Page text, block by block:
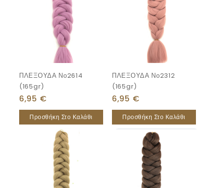
ΠΛΕΞΟΥΔΑ Νο2614
(165gr)
6,95 €
Προσθήκη Στο Καλάθι
ΠΛΕΞΟΥΔΑ Νο2312
(165gr)
6,95 €
Προσθήκη Στο Καλάθι